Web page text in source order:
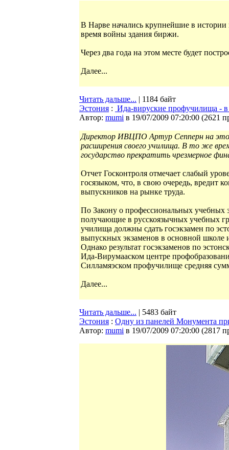
В Нарве начались крупнейшие в истории
время войны здания биржи.
Через два года на этом месте будет
Далее...
Читать дальше... | 1184 байт
Эстония : Ида-вируские профучилища - в
Автор: mumi в 19/07/2009 07:20:00 (2621
Директор ИВЦПО Артур Сепперн на
расширения своего училища. В то же
государство прекратить чрезмерное
Отчет Госконтроля отмечает слабый
госязыком, что, в свою очередь, вредит
выпускников на рынке труда.
По Закону о профессиональных учебных
получающие в русскоязычных учебных
училища должны сдать госэкзамен по
выпускных экзаменов в основной
Однако результат госэкзаменов по
Ида-Вирумааском центре
Силламяэском профучилище средняя
Далее...
Читать дальше... | 5483 байт
Эстония : Одну из панелей Монумента
Автор: mumi в 19/07/2009 07:20:00 (2817